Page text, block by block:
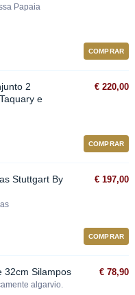
Papaia
COMPRAR
2
e
€ 220,00
COMPRAR
Stuttgart By
€ 197,00
COMPRAR
32cm Silampos
algarvio.
€ 78,90